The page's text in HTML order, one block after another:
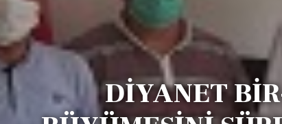
DİYANET